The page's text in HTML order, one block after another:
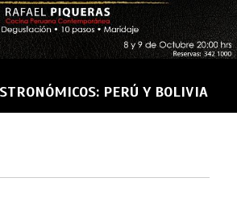
PERÚ Y BOLIVIA